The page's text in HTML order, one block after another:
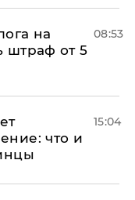
на
штраф от 5
08:53
что и
15:04